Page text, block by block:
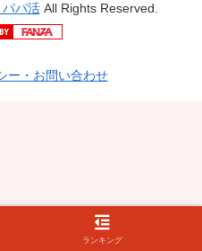
パパ活All Rights Reserved.
ー・お問い合わせ
ランキング